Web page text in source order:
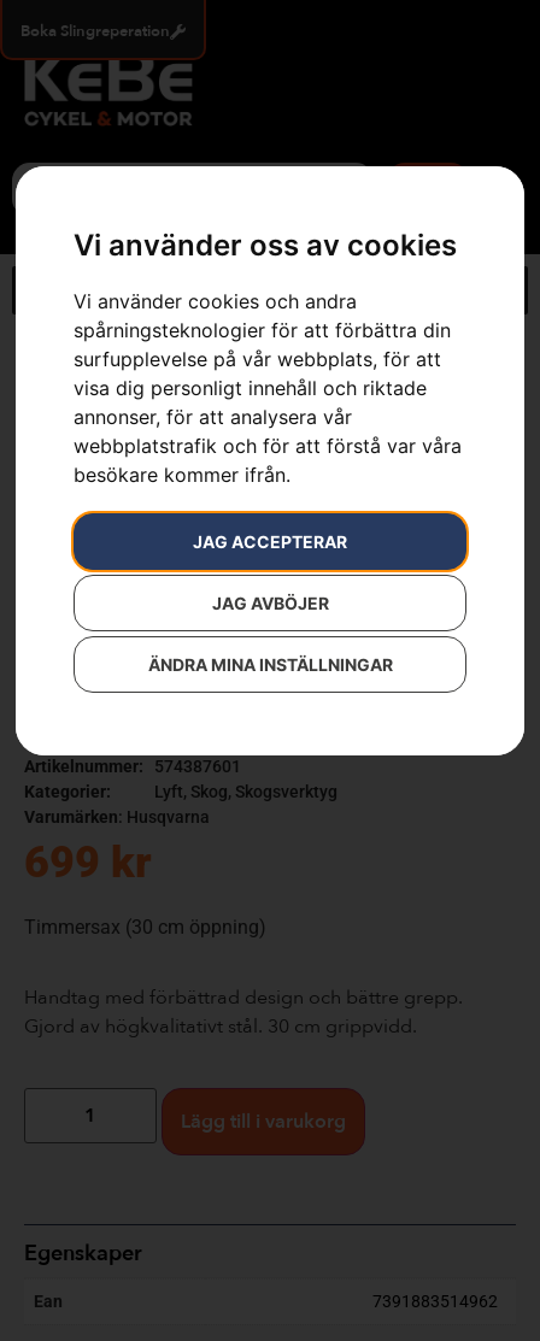
Vi använder oss av cookies
Vi använder cookies och andra
spårningsteknologier för att förbättra din
surfupplevelse på vår webbplats, för att
visa dig personligt innehåll och riktade
annonser, för att analysera vår
webbplatstrafik och för att förstå var våra
besökare kommer ifrån.
JAG ACCEPTERAR
JAG AVBÖJER
ÄNDRA MINA INSTÄLLNINGAR
Boka Slingreperation
»Webbutik »Timmersax
Artikelnummer:
574387601
Kategorier:
Lyft, Skog, Skogsverktyg
Varumärken: Husqvarna
699 kr
Timmersax (30 cm öppning)
Handtag med förbättrad design och bättre grepp.
Gjord av högkvalitativt stål. 30 cm grippvidd.
Lägg till i varukorg
Egenskaper
Ean 7391883514962